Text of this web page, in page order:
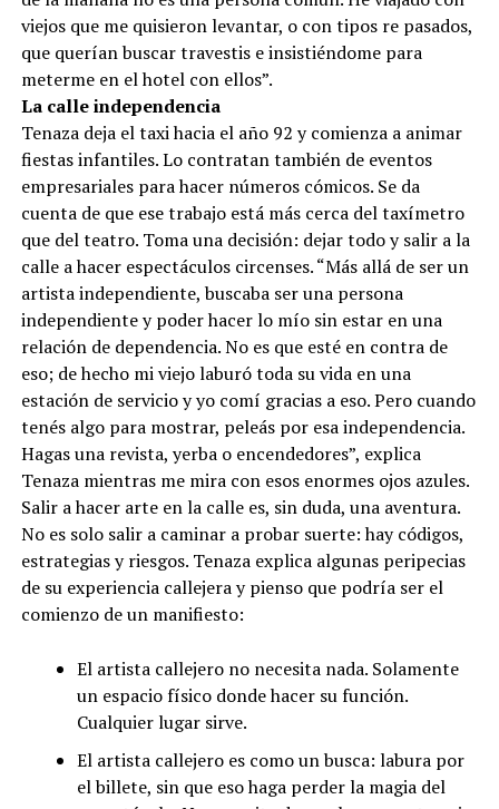
viejos que me quisieron levantar, o con tipos re pasados,
que querían buscar travestis e insistiéndome para
meterme en el hotel con ellos”.
La calle independencia
Tenaza deja el taxi hacia el año 92 y comienza a animar
fiestas infantiles. Lo contratan también de eventos
empresariales para hacer números cómicos. Se da
cuenta de que ese trabajo está más cerca del taxímetro
que del teatro. Toma una decisión: dejar todo y salir a la
calle a hacer espectáculos circenses. “Más allá de ser un
artista independiente, buscaba ser una persona
independiente y poder hacer lo mío sin estar en una
relación de dependencia. No es que esté en contra de
eso; de hecho mi viejo laburó toda su vida en una
estación de servicio y yo comí gracias a eso. Pero cuando
tenés algo para mostrar, peleás por esa independencia.
Hagas una revista, yerba o encendedores”, explica
Tenaza mientras me mira con esos enormes ojos azules.
Salir a hacer arte en la calle es, sin duda, una aventura.
No es solo salir a caminar a probar suerte: hay códigos,
estrategias y riesgos. Tenaza explica algunas peripecias
de su experiencia callejera y pienso que podría ser el
comienzo de un manifiesto:
El artista callejero no necesita nada. Solamente
un espacio físico donde hacer su función.
Cualquier lugar sirve.
El artista callejero es como un busca: labura por
el billete, sin que eso haga perder la magia del